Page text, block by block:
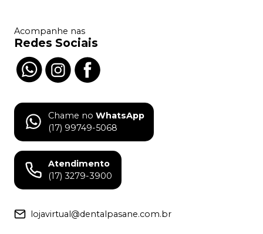
Acompanhe nas
Redes Sociais
Chame no WhatsApp
(17) 99749-5068
Atendimento
(17) 3279-3900
lojavirtual@dentalpasane.com.br